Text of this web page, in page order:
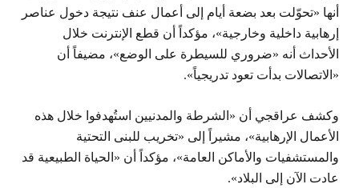
أنها «تحوّلت بعد بضعة أيام إلى أعمال عنف نتيجة دخول عناصر
إرهابية داخلية وخارجية»، مؤكداً أن قطع الإنترنت خلال
الأحداث أنه «ضروري للسيطرة على الوضع»، مضيفاً أن
«الاتصالات بدأت تعود تدريجياً».
وكشف عراقجي أن «الشرطة والمدنيين استُهدفوا خلال هذه
الأعمال الإرهابية»، مشيراً إلى «تخريب للبنى التحتية
والمستشفيات والأماكن العامة»، مؤكداً أن «الحياة الطبيعية قد
عادت الآن إلى البلاد».